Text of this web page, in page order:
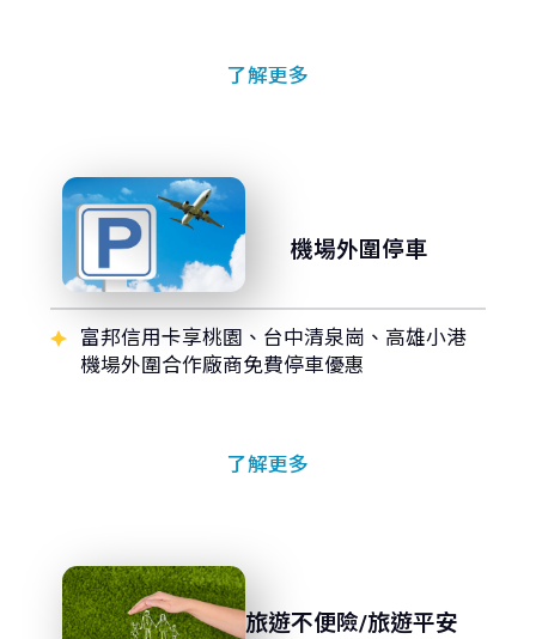
了解更多
機場外圍停車
富邦信用卡享桃園、台中清泉崗、高雄小港
機場外圍合作廠商免費停車優惠
了解更多
旅遊不便險/旅遊平安